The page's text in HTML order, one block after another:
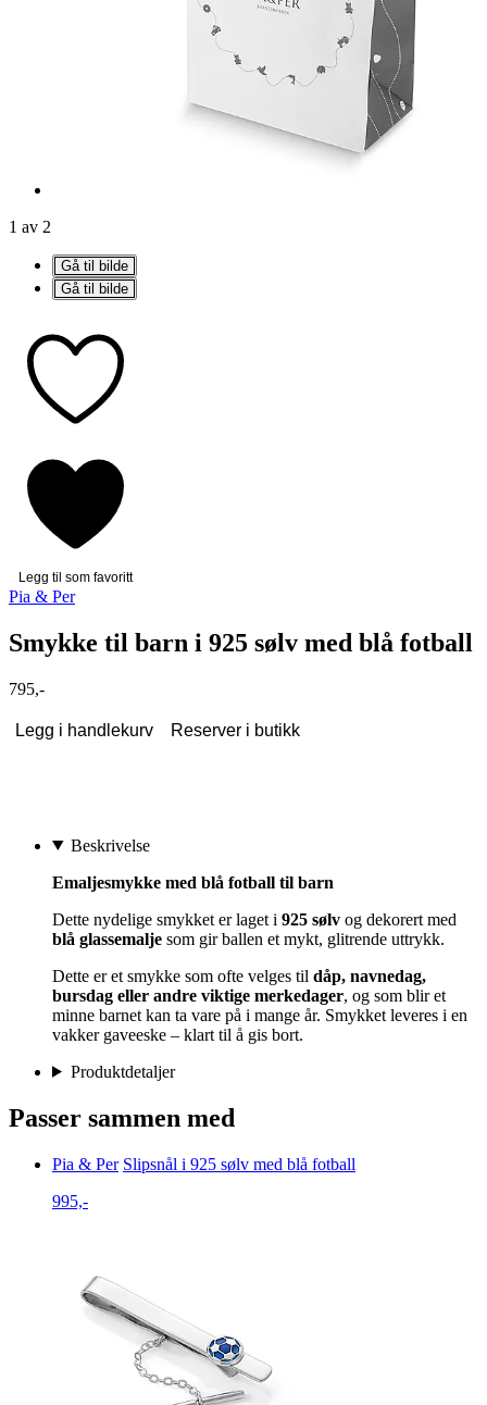
1 av 2
Gå til bilde
Gå til bilde
Legg til som favoritt
Pia & Per
Smykke til barn i 925 sølv med blå fotball
795,-
Legg i handlekurv Reserver i butikk
Beskrivelse
Emaljesmykke med blå fotball til barn
Dette nydelige smykket er laget i 925 sølv og dekorert med
blå glassemalje som gir ballen et mykt, glitrende uttrykk.
Dette er et smykke som ofte velges til dåp, navnedag,
bursdag eller andre viktige merkedager, og som blir et
minne barnet kan ta vare på i mange år. Smykket leveres i en
vakker gaveeske – klart til å gis bort.
Produktdetaljer
Passer sammen med
Pia & Per Slipsnål i 925 sølv med blå fotball
995,-